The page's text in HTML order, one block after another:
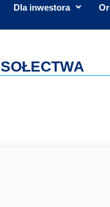
Dla inwestora
SOŁECTWA